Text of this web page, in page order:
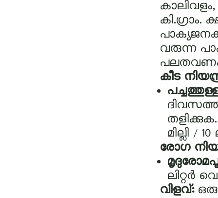
കാലിവളം,
വരുന്ന
കീട
മില്ലി /
രോഗ
ലിറ്റര്‍
വിളവ്: ഒരു